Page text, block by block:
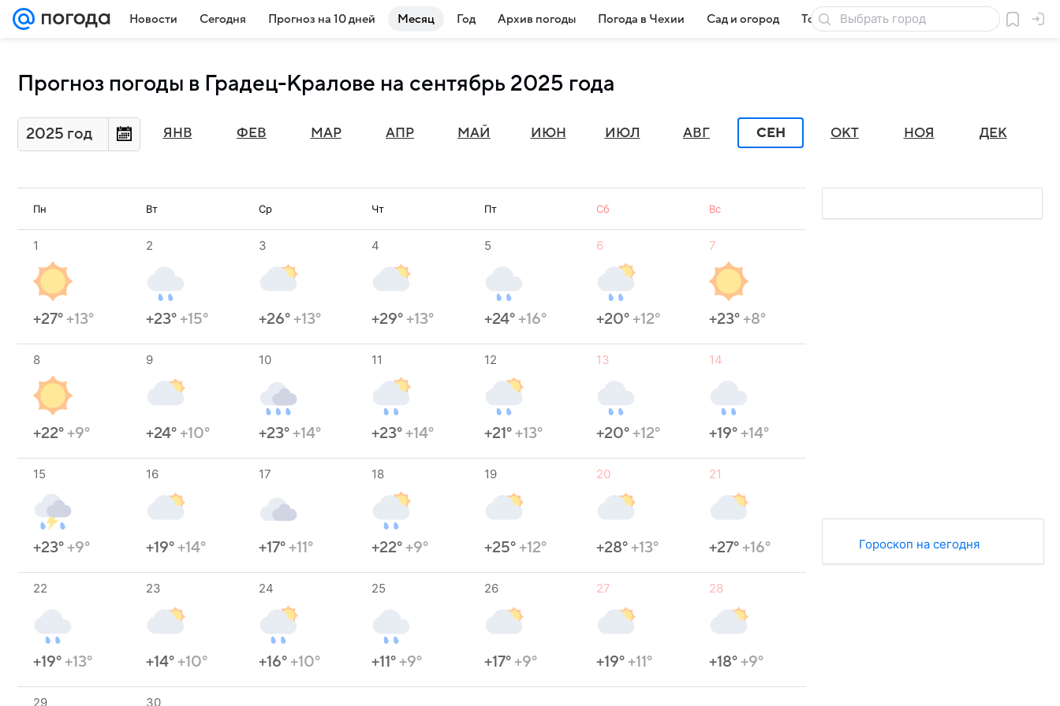
Новости Сегодня Прогноз на 10 дней Месяц Год Архив погоды Погода в Чехии Сад и огород Товары для дачи
Прогноз погоды в Градец-Кралове на сентябрь 2025 года
2025 год ЯНВ ФЕВ МАР АПР МАЙ ИЮН ИЮЛ АВГ СЕН ОКТ НОЯ ДЕК
Пн Вт Ср Чт Пт Сб Вс
1
+27°+13°
2
+23°+15°
3
+26°+13°
4
+29°+13°
5
+24°+16°
6
+20°+12°
7
+23°+8°
8
+22°+9°
9
+24°+10°
10
+23°+14°
11
+23°+14°
12
+21°+13°
13
+20°+12°
14
+19°+14°
15
+23°+9°
16
+19°+14°
17
+17°+11°
18
+22°+9°
19
+25°+12°
20
+28°+13°
21
+27°+16°
22
+19°+13°
23
+14°+10°
24
+16°+10°
25
+11°+9°
26
+17°+9°
27
+19°+11°
28
+18°+9°
29 30
Гороскоп на сегодня